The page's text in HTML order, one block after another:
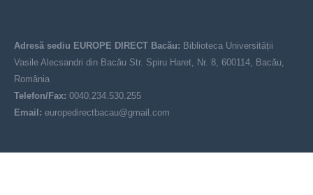
Adresă sediu EUROPE DIRECT Bacău: Biblioteca Universității
Vasile Alecsandri din Bacău Str. Spiru Haret, Nr. 8, 600114, Bacău,
România
Telefon/Fax: 0040.234.530.255
Email: europedirectbacau@gmail.com